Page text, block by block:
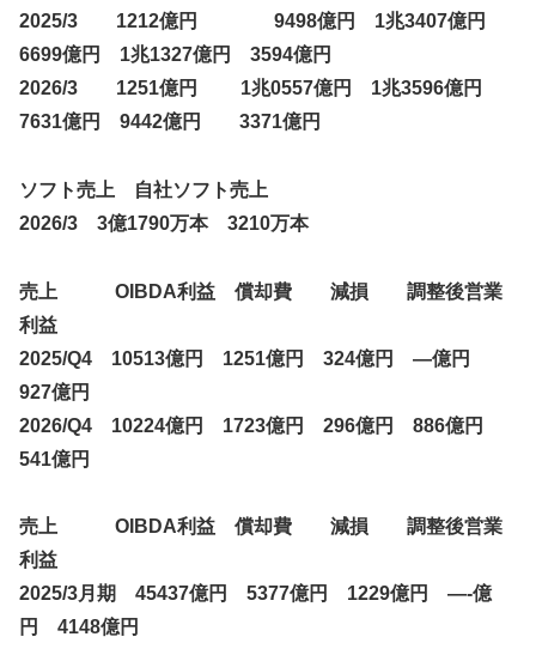
2025/3 1212億円 9498億円 1兆3407億円
6699億円 1兆1327億円 3594億円
2026/3 1251億円 1兆0557億円 1兆3596億円
7631億円 9442億円 3371億円
ソフト売上 自社ソフト売上
2026/3 3億1790万本 3210万本
売上 OIBDA利益 償却費 減損 調整後営業
利益
2025/Q4 10513億円 1251億円 324億円 —億円
927億円
2026/Q4 10224億円 1723億円 296億円 886億円
541億円
売上 OIBDA利益 償却費 減損 調整後営業
利益
2025/3月期 45437億円 5377億円 1229億円 —-億
円 4148億円